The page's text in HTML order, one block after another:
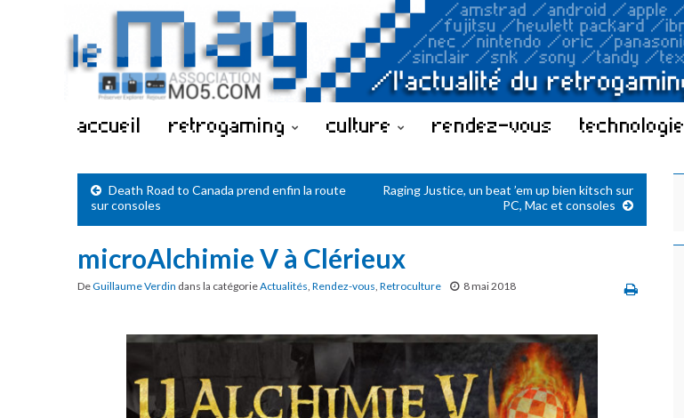
accueil retrogaming culture rendez-vous technologie
Death Road to Canada prend enfin la route
sur consoles
Raging Justice, un beat ’em up bien kitsch sur
PC, Mac et consoles
microAlchimie V à Clérieux
DeGuillaume Verdin dans la catégorieActualités, Rendez-vous, Retroculture 8 mai 2018